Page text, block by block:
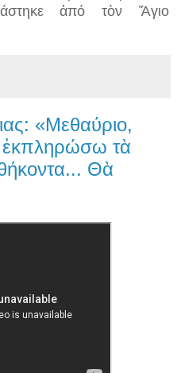
ἀπό τὸν Ἅγιο
«Μεθαύριο,
τὰ
Θὰ